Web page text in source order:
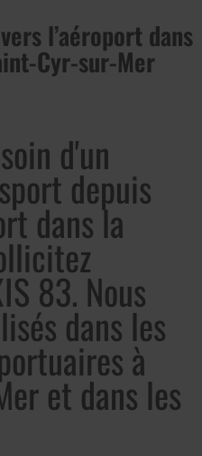
l’aéroport dans
Cyr-sur-Mer
d'un
depuis
dans la
83. Nous
dans les
à
et dans les